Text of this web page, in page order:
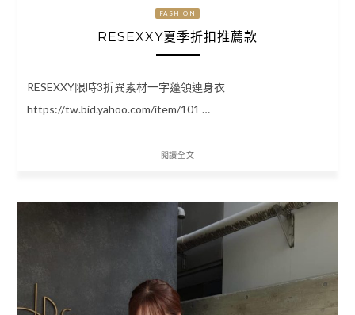
FASHION
RESEXXY夏季折扣推薦款
RESEXXY限時3折異素材一字蓬領連身衣
https://tw.bid.yahoo.com/item/101 …
閱讀全文